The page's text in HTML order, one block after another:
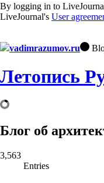
By logging in to
LiveJournal's User
vadimrazumov.ru
Летопись
Блог об
3,563
Entries